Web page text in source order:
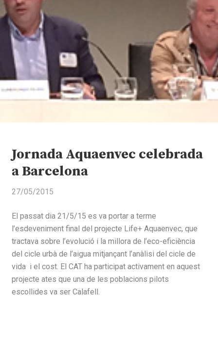
Jornada Aquaenvec celebrada
a Barcelona
27/05/2015
El passat dia 21/5/15 es va portar a terme
l’esdeveniment final del projecte Life+ Aquaenvec, que
tractava sobre l’evolució i la millora de l’eco-eficiència
del cicle urbà de l’aigua mitjançant l’anàlisi del cicle de
vida i el cost. El CAT ha participat activament en aquest
projecte ates que una de les poblacions pilots
escollides va ser Calafell.